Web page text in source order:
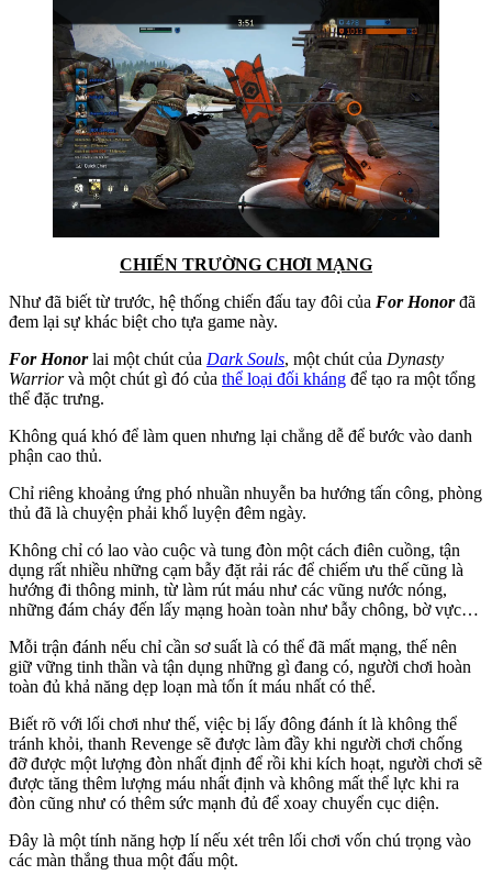
CHIẾN TRƯỜNG CHƠI MẠNG
Như đã biết từ trước, hệ thống chiến đấu tay đôi của For Honorđã
đem lại sự khác biệt cho tựa game này.
For Honorlai một chút của Dark Souls, một chút của Dynasty
Warriorvà một chút gì đó của thể loại đối kháng để tạo ra một tổng
thể đặc trưng.
Không quá khó để làm quen nhưng lại chẳng dễ để bước vào danh
phận cao thủ.
Chỉ riêng khoảng ứng phó nhuần nhuyễn ba hướng tấn công, phòng
thủ đã là chuyện phải khổ luyện đêm ngày.
Không chỉ có lao vào cuộc và tung đòn một cách điên cuồng, tận
dụng rất nhiều những cạm bẫy đặt rải rác để chiếm ưu thế cũng là
hướng đi thông minh, từ làm rút máu như các vũng nước nóng,
những đám cháy đến lấy mạng hoàn toàn như bẫy chông, bờ vực…
Mỗi trận đánh nếu chỉ cần sơ suất là có thể đã mất mạng, thế nên
giữ vững tinh thần và tận dụng những gì đang có, người chơi hoàn
toàn đủ khả năng dẹp loạn mà tốn ít máu nhất có thể.
Biết rõ với lối chơi như thế, việc bị lấy đông đánh ít là không thể
tránh khỏi, thanh Revenge sẽ được làm đầy khi người chơi chống
đỡ được một lượng đòn nhất định để rồi khi kích hoạt, người chơi sẽ
được tăng thêm lượng máu nhất định và không mất thể lực khi ra
đòn cũng như có thêm sức mạnh đủ để xoay chuyển cục diện.
Đây là một tính năng hợp lí nếu xét trên lối chơi vốn chú trọng vào
các màn thắng thua một đấu một.